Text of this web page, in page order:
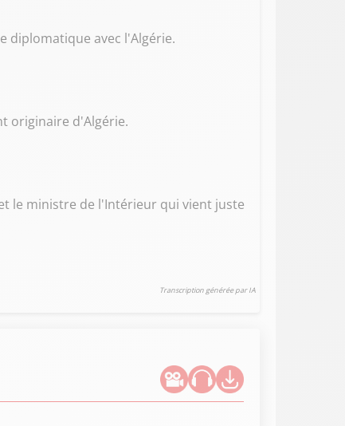
diplomatique avec l'Algérie.
originaire d'Algérie.
le ministre de l'Intérieur qui vient juste
Transcription générée par IA